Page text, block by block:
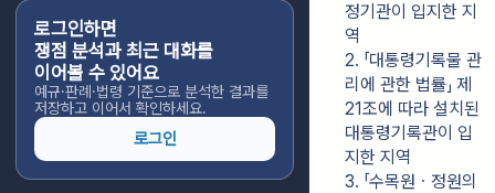
로그인하면
쟁점 분석과 최근 대화를
이어볼 수 있어요
예규·판례·법령 기준으로 분석한 결과를
저장하고 이어서 확인하세요.
로그인
정기관이 입지한 지
역
2. 「대통령기록물 관
리에 관한 법률」 제
21조에 따라 설치된
대통령기록관이 입
지한 지역
3. 「수목원ㆍ정원의